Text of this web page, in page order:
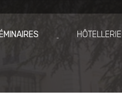
HÔTELLERIE